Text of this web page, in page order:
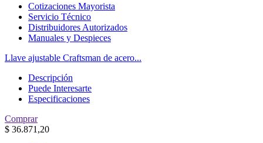
Cotizaciones Mayorista
Servicio Técnico
Distribuidores Autorizados
Manuales y Despieces
Llave ajustable Craftsman de acero...
Descripción
Puede Interesarte
Especificaciones
Comprar
$ 36.871,20